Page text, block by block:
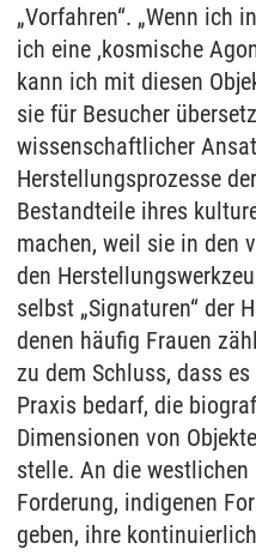
„Vorfahren“. „Wenn ich
ich eine ‚kosmische
kann ich mit diesen
sie für Besucher
wissenschaftlicher
Herstellungsprozesse
Bestandteile ihres
machen, weil sie in den
den
selbst „Signaturen“ der
denen häufig Frauen
zu dem Schluss, dass
Praxis bedarf, die
Dimensionen von
stelle. An die
Forderung, indigenen
geben, ihre